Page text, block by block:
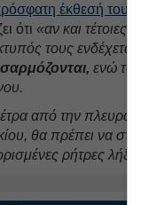
έκθεσή του
ότι«αν και
τους
ενώ το
από την πλευρά
θα πρέπει να
ρήτρες